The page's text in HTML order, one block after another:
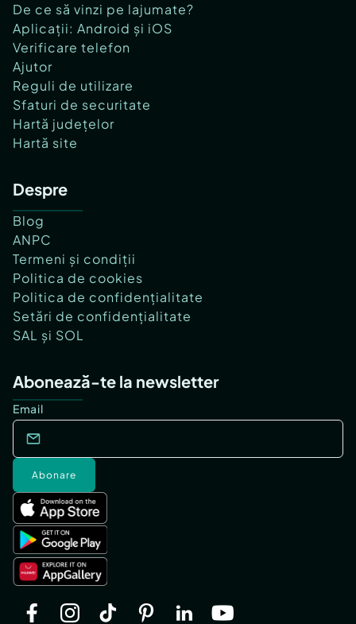
De ce să vinzi pe lajumate?
Aplicații: Android și iOS
Verificare telefon
Ajutor
Reguli de utilizare
Sfaturi de securitate
Hartă județelor
Hartă site
Despre
Blog
ANPC
Termeni și condiții
Politica de cookies
Politica de confidențialitate
Setări de confidențialitate
SAL și SOL
Abonează-te la newsletter
Email
Abonare